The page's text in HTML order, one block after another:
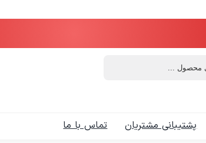
پشتیبانی مشتریان تماس با ما